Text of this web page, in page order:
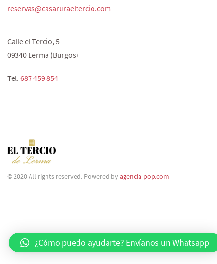
reservas@casaruraeltercio.com
Calle el Tercio, 5
09340 Lerma (Burgos)
Tel. 687 459 854‬
© 2020 All rights reserved. Powered by agencia-pop.com.
¿Cómo puedo ayudarte? Envíanos un Whatsapp